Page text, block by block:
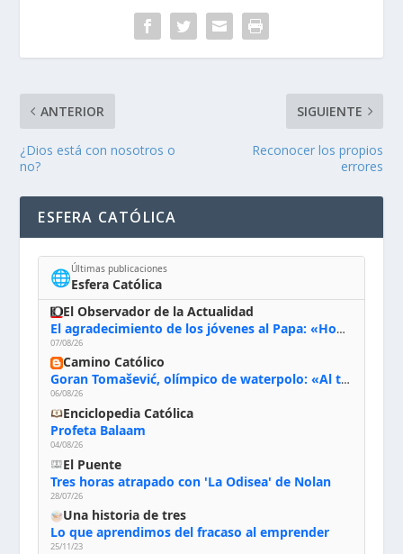
ANTERIOR
¿Dios está con nosotros o
no?
SIGUIENTE
Reconocer los propios
errores
ESFERA CATÓLICA
🌐Últimas publicaciones
Esfera Católica
El Observador de la Actualidad
El agradecimiento de los jóvenes al Papa: «Hoy nos sentimos Iglesia»
07/08/26
Camino Católico
Goran Tomašević, olímpico de waterpolo: «Al terminar el Camino de Santiago entregué mi vida a Cristo; hablé con Dios y le dije: ‘Estoy listo; estoy a tu servicio. Puedo llevar lo que sea necesario para ti’»
06/08/26
Enciclopedia Católica
Profeta Balaam
04/08/26
El Puente
Tres horas atrapado con 'La Odisea' de Nolan
28/07/26
Una historia de tres
Lo que aprendimos del fracaso al emprender
25/11/23